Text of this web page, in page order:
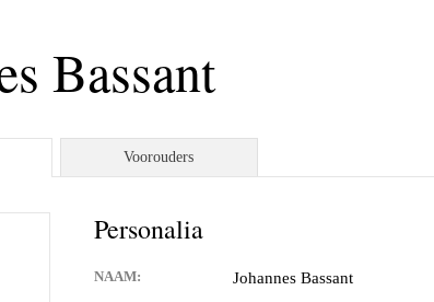
Bassant
Voorouders
Personalia
NAAM: Johannes Bassant